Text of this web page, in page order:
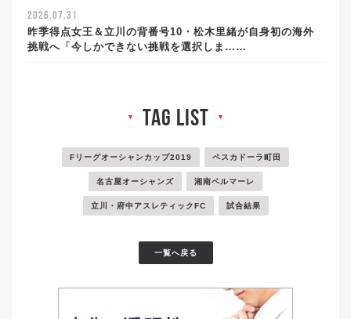
2026.07.31
昨季得点女王＆立川の背番号10・松木里緒が自身初の海外
挑戦へ「今しかできない挑戦を選択しま……
▼ tag list ▼
Fリーグオーシャンカップ2019 ペスカドーラ町田
名古屋オーシャンズ 湘南ベルマーレ
立川・府中アスレティックFC 試合結果
一覧へ戻る